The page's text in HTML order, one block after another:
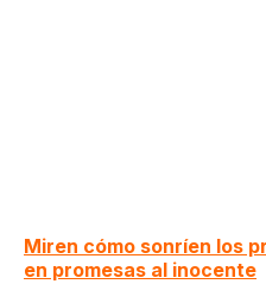
Miren cómo sonríen los
en promesas al inocente